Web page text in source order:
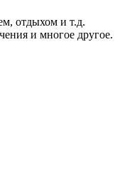
отдыхом и т.д.
и многое другое.